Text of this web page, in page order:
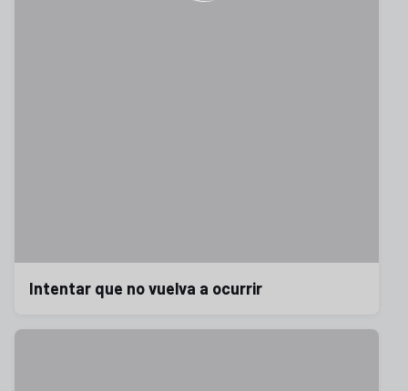
Intentar que no vuelva a ocurrir